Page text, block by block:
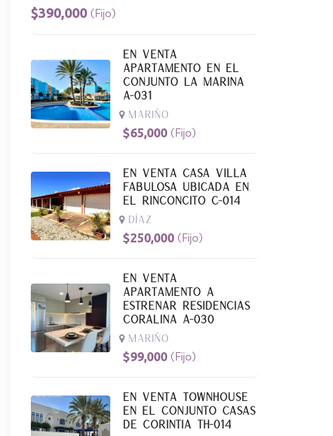
$390,000 (Fijo)
En Venta
Apartamento En El
Conjunto La Marina
A-031
Mariño
$65,000 (Fijo)
En Venta Casa Villa
Fabulosa Ubicada En
El Rinconcito C-014
Díaz
$250,000 (Fijo)
En Venta
Apartamento A
Estrenar Residencias
Coralina A-030
Mariño
$99,000 (Fijo)
En Venta Townhouse
En El Conjunto Casas
De Corintia TH-014